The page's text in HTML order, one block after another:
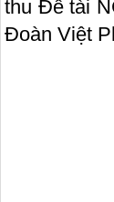
thu Đề tài
Đoàn Việt